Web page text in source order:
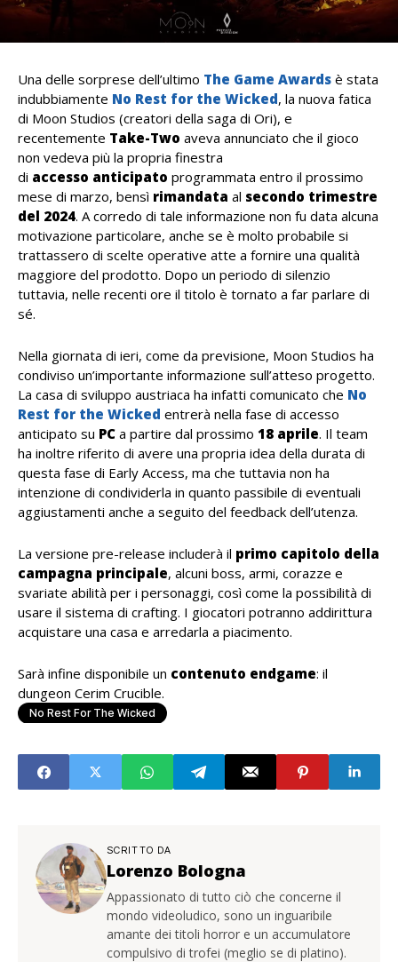
Una delle sorprese dell’ultimo The Game Awards è stata
indubbiamente No Rest for the Wicked, la nuova fatica
di Moon Studios (creatori della saga di Ori), e
recentemente Take-Two aveva annunciato che il gioco
non vedeva più la propria finestra
di accesso anticipato programmata entro il prossimo
mese di marzo, bensì rimandata al secondo trimestre
del 2024. A corredo di tale informazione non fu data alcuna
motivazione particolare, anche se è molto probabile si
trattassero di scelte operative atte a fornire una qualità
maggiore del prodotto. Dopo un periodo di silenzio
tuttavia, nelle recenti ore il titolo è tornato a far parlare di
sé.
Nella giornata di ieri, come da previsione, Moon Studios ha
condiviso un’importante informazione sull’atteso progetto.
La casa di sviluppo austriaca ha infatti comunicato che No
Rest for the Wicked entrerà nella fase di accesso
anticipato su PC a partire dal prossimo 18 aprile. Il team
ha inoltre riferito di avere una propria idea della durata di
questa fase di Early Access, ma che tuttavia non ha
intenzione di condividerla in quanto passibile di eventuali
aggiustamenti anche a seguito del feedback dell’utenza.
La versione pre-release includerà il primo capitolo della
campagna principale, alcuni boss, armi, corazze e
svariate abilità per i personaggi, così come la possibilità di
usare il sistema di crafting. I giocatori potranno addirittura
acquistare una casa e arredarla a piacimento.
Sarà infine disponibile un contenuto endgame: il
dungeon Cerim Crucible.
No Rest For The Wicked
SCRITTO DA
Lorenzo Bologna
Appassionato di tutto ciò che concerne il
mondo videoludico, sono un inguaribile
amante dei titoli horror e un accumulatore
compulsivo di trofei (meglio se di platino).